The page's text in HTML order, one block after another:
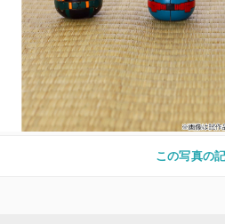
この写真の